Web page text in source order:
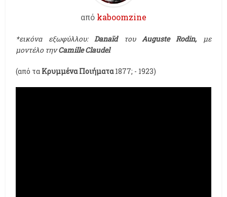
από kaboomzine
*εικόνα εξωφύλλου: Danaïd τουAuguste Rodin,
με
μοντέλο τηνCamille Claudel
(από τα Kρυμμένα Ποιήματα1877; - 1923)